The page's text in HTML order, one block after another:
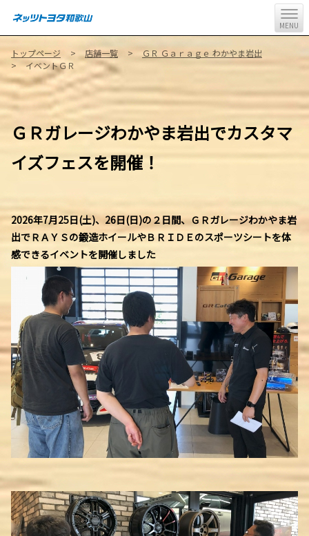
MENU
トップページ 店舗一覧
ＧＲ Ｇａｒａｇｅ わかやま岩出
イベントＧＲ
ＧＲガレージわかやま岩出でカスタマ
イズフェスを開催！
2026年7月25日(土)、26日(日)の２日間、ＧＲガレージわかやま岩
出でＲＡＹＳの鍛造ホイールやＢＲＩＤＥのスポーツシートを体
感できるイベントを開催しました